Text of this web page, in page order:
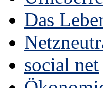
Das
social net